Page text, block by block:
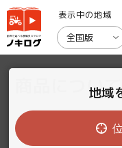
表示中の地域
全国版
商品につい
地域